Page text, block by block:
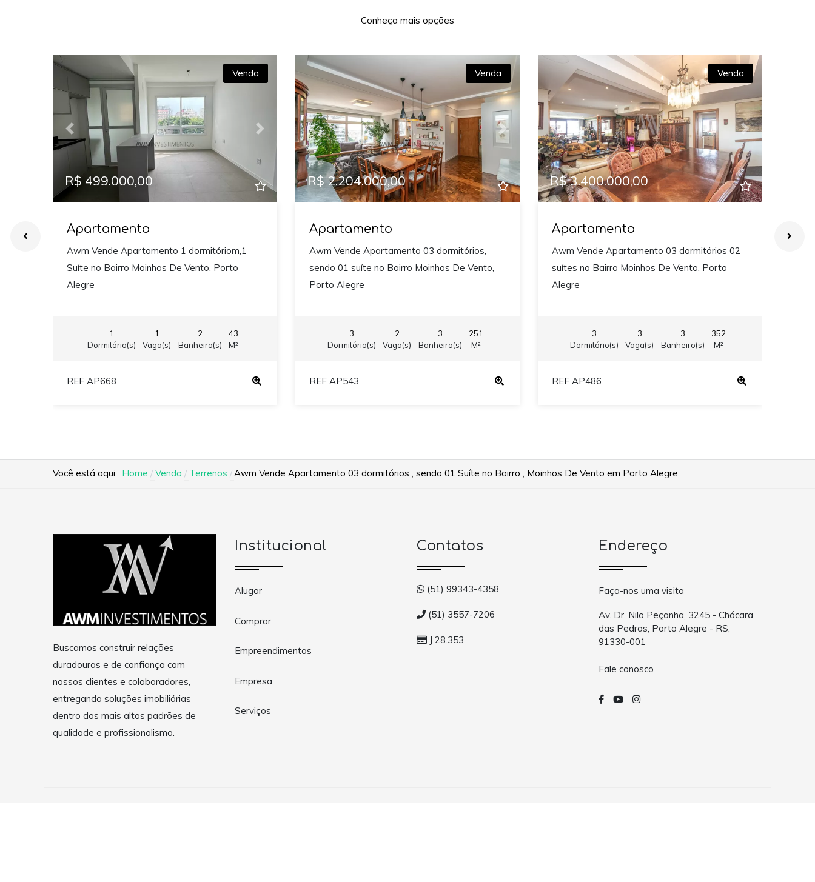
Conheça mais opções
Previous Next
Venda
R$ 499.000,00
Apartamento
Awm Vende Apartamento 1 dormitóriom,1
Suíte no Bairro Moinhos De Vento, Porto
Alegre
1
Dormitório(s)
1
Vaga(s)
2
Banheiro(s)
43
M²
REF AP668
Previous Next
Venda
R$ 2.204.000,00
Apartamento
Awm Vende Apartamento 03 dormitórios,
sendo 01 suíte no Bairro Moinhos De Vento,
Porto Alegre
3
Dormitório(s)
2
Vaga(s)
3
Banheiro(s)
251
M²
REF AP543
Previous Next
Venda
R$ 3.400.000,00
Apartamento
Awm Vende Apartamento 03 dormitórios 02
suítes no Bairro Moinhos De Vento, Porto
Alegre
3
Dormitório(s)
3
Vaga(s)
3
Banheiro(s)
352
M²
REF AP486
Você está aqui: Home Venda Terrenos Awm Vende Apartamento 03 dormitórios , sendo 01 Suíte no Bairro , Moinhos De Vento em Porto Alegre
Buscamos construir relações
duradouras e de confiança com
nossos clientes e colaboradores,
entregando soluções imobiliárias
dentro dos mais altos padrões de
qualidade e profissionalismo.
Institucional
Alugar
Comprar
Empreendimentos
Empresa
Serviços
Contatos
(51) 99343-4358
(51) 3557-7206
J 28.353
Endereço
Faça-nos uma visita
Av. Dr. Nilo Peçanha, 3245 - Chácara
das Pedras, Porto Alegre - RS,
91330-001
Fale conosco